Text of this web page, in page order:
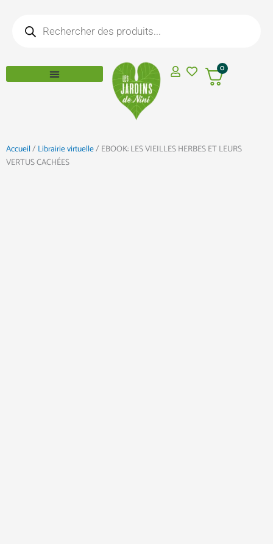
contenuproduits
0
Accueil/ Librairie virtuelle/ EBOOK: LES VIEILLES HERBES ET LEURS
VERTUS CACHÉES